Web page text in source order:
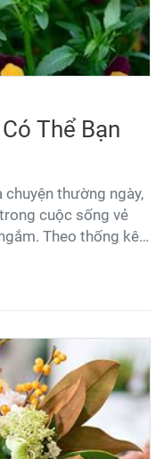
Thể Bạn
thường ngày,
cuộc sống vẻ
Theo thống kê
90% số cây
hoặc đã nghe qua